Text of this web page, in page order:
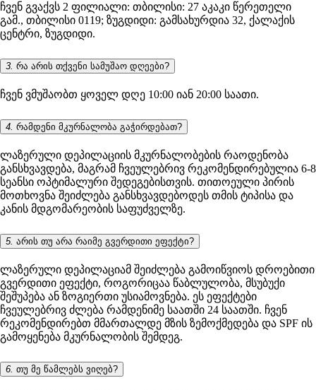
ჩვენ გვაქვს 2 ფილიალი: თბილისი: 27 აკაკი წერეთელი
გამ., თბილისი 0119; ზუგდიდი: გამსახურდია 32, ქალაქის
ცენტრი, ზუგდიდი.
3. რა არის თქვენი სამუშაო დღეები?
ჩვენ ვმუშაობთ ყოველ დღე 10:00 იან 20:00 საათი.
4. რამდენი მკურნალობა გაჭირდებათ?
ლაზერული დეპილაციის მკურნალობების რაოდენობა
განსხვავდება, მაგრამ ჩვეულებრივ რეკომენდირებულია 6-8
სეანსი ოპტიმალური შედეგებისთვის. თითოეული პირის
მოთხოვნა შეიძლება განსხვავდებოდეს თმის ტიპისა და
კანის მდგომარეობის საფუძველზე.
5. არის თუ არა რაიმე გვერდითი ეფექტი?
ლაზერული დეპილაციამ შეიძლება გამოიწვიოს დროებითი
გვერდითი ეფექტი, როგორიცაა წაბლულობა, მსუბუქი
შეშუპება ან ზოგიერთი უსიამოვნება. ეს ეფექტები
ჩვეულებრივ ძლება რამდენიმე საათში 24 საათში. ჩვენ
რეკომენდირებთ მმართალდე მზის ზემოქმედება და SPF ის
გამოყენება მკურნალობის შემდეგ.
6. თუ მე წამლებს ვიღებ?